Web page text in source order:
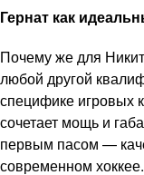
Гернат как
Почему же для
любой другой
специфике игровых
сочетает мощь и
первым пасом —
современном